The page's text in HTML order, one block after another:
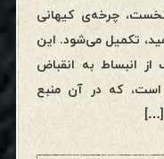
چرخه‌ی کیهانی
انجامید، تکمیل می‌شود. این
انبساط به انقباض
که در آن منبع
[…]